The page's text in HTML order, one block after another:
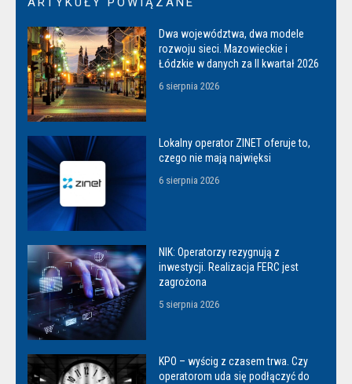
Dwa województwa, dwa modele
rozwoju sieci. Mazowieckie i
Łódzkie w danych za II kwartał 2026
6 sierpnia 2026
Lokalny operator ZINET oferuje to,
czego nie mają najwięksi
6 sierpnia 2026
NIK: Operatorzy rezygnują z
inwestycji. Realizacja FERC jest
zagrożona
5 sierpnia 2026
KPO – wyścig z czasem trwa. Czy
operatorom uda się podłączyć do